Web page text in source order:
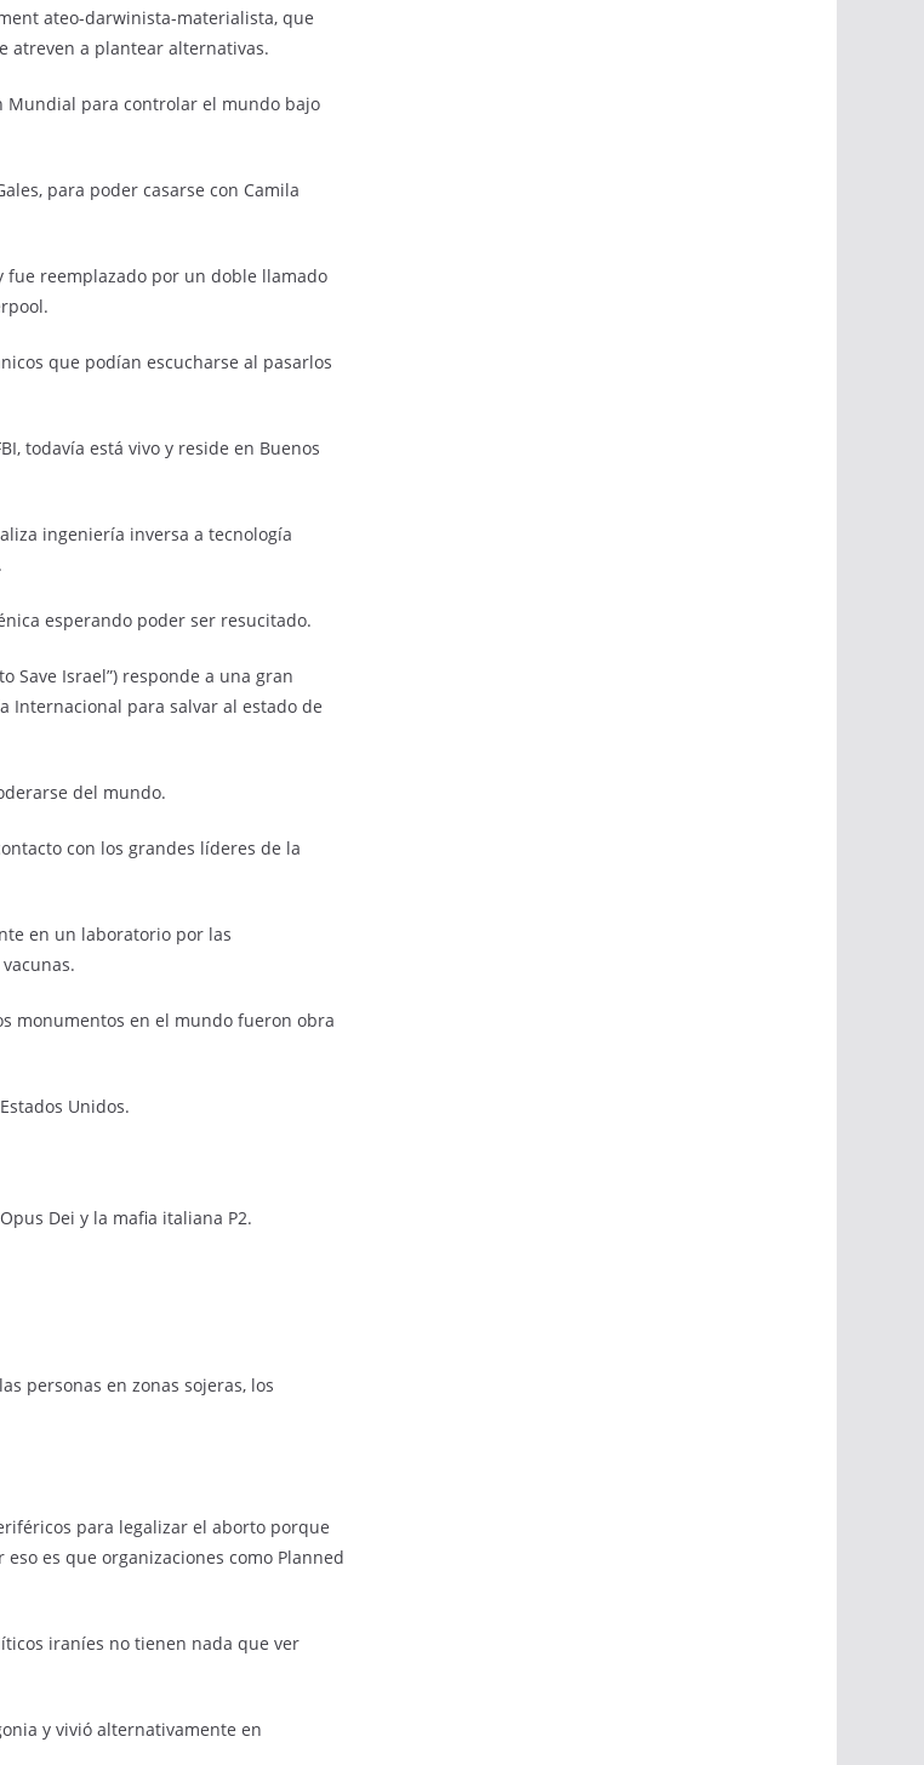
ateo-darwinista-materialista, que
atreven a plantear alternativas.
para controlar el mundo bajo
para poder casarse con Camila
fue reemplazado por un doble llamado
que podían escucharse al pasarlos
todavía está vivo y reside en Buenos
ingeniería inversa a tecnología
esperando poder ser resucitado.
Save Israel”) responde a una gran
Internacional para salvar al estado de
del mundo.
con los grandes líderes de la
en un laboratorio por las
monumentos en el mundo fueron obra
Unidos.
Dei y la mafia italiana P2.
personas en zonas sojeras, los
para legalizar el aborto porque
es que organizaciones como Planned
iraníes no tienen nada que ver
y vivió alternativamente en